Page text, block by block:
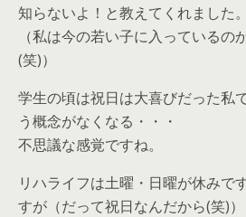
知らないよ！と教えてくれました。
（私は今の若い子に入っているの
(笑)）
学生の頃は祝日は大喜びだった私
う概念がなくなる・・・
不思議な感覚ですね。
リハライフは土曜・日曜が休みで
すが（だって祝日なんだから(笑)）